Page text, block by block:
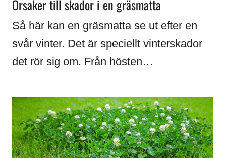
Orsaker till skador i en gräsmatta
Så här kan en gräsmatta se ut efter en
svår vinter. Det är speciellt vinterskador
det rör sig om. Från hösten…